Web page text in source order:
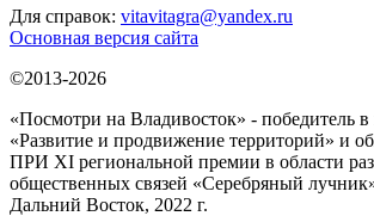
Для справок: vitavitagra@yandex.ru
Основная версия сайта
©2013-2026
«Посмотри на Владивосток» - победитель
«Развитие и продвижение территорий» и
ПРИ XI региональной премии в области
общественных связей «Серебряный
Дальний Восток, 2022 г.